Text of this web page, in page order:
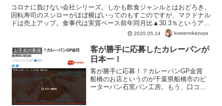
コロナに負けない会社シリーズ。しかも飲食ジャンルとはおどろき。
回転寿司のスシローがほぼ横ばいってのもすごのですが、マクドナル
ドは売上アップ。食事代は実質ベース前年同月比▲30.3％というアン
ケートからすると、売上アップはありえません。理由は...
2020.05.14 kuwanokazuya
お手本の事例
客が勝手に応募したカレーパンが
日本一！
客が勝手に応募！？カレーパンGP金賞
船橋のお店というのが千葉県船橋市のピ
ーターパン石窯パン工房。もう、口コミ